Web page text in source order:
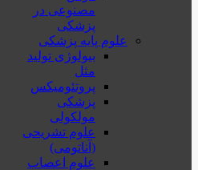
مصنوعی در
پزشکی
علوم پایه پزشکی
بیولوژی تولید
مثل
پروتئومیکس
پزشکی
مولکولی
علوم تشریحی
(آناتومی)
علوم اعصاب